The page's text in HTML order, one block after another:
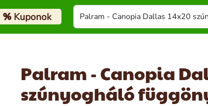
%Kuponok
Palram - Canopia
szúnyogháló